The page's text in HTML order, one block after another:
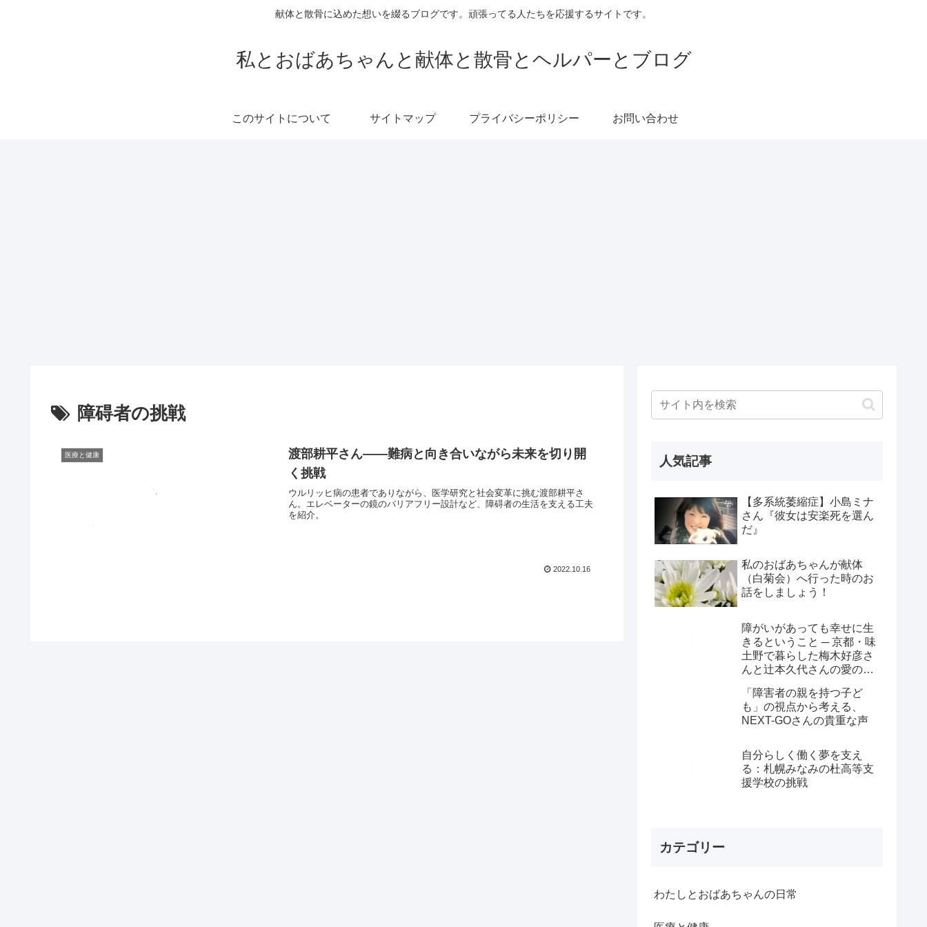
献体と散骨に込めた想いを綴るブログです。頑張ってる人たちを応援するサイトです。
私とおばあちゃんと献体と散骨とヘルパーとブログ
このサイトについて サイトマップ プライバシーポリシー お問い合わせ
障碍者の挑戦
医療と健康
渡部耕平さん——難病と向き合いながら未来を切り開
く挑戦
ウルリッヒ病の患者でありながら、医学研究と社会変革に挑む渡部耕平さ
ん。エレベーターの鏡のバリアフリー設計など、障碍者の生活を支える工夫
を紹介。
2022.10.16
人気記事
【多系統萎縮症】小島ミナ
さん『彼女は安楽死を選ん
だ』
私のおばあちゃんが献体
（白菊会）へ行った時のお
話をしましょう！
障がいがあっても幸せに生
きるということ ─ 京都・味
土野で暮らした梅木好彦さ
んと辻本久代さんの愛の物
「障害者の親を持つ子ど
も」の視点から考える、
NEXT-GOさんの貴重な声
自分らしく働く夢を支え
る：札幌みなみの杜高等支
援学校の挑戦
カテゴリー
わたしとおばあちゃんの日常